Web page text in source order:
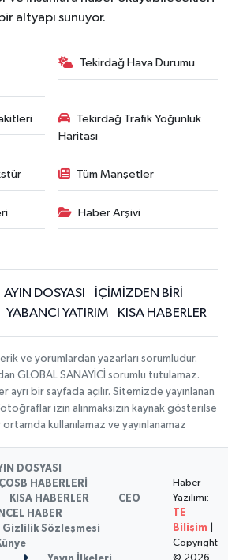
bir altyapı sunuyor.
Tekirdağ Hava Durumu
Tekirdağ Trafik Yoğunluk
Haritası
Tüm Manşetler
Haber Arşivi
AYIN DOSYASI
İÇİMİZDEN BİRİ
YABANCI YATIRIM KISA HABERLER
ve yorumlardan yazarları sorumludur.
GLOBAL SANAYİCİ sorumlu tutulamaz.
bir sayfada açılır. Sitemizde yayınlanan
izin alınmaksızın kaynak gösterilse
kullanılamaz ve yayınlanamaz
DOSYASI
ÇOSB HABERLERİ
KISA HABERLER
CEO
HABER
Gizlilik Sözleşmesi
Haber
Yazılımı:
TE
Bilişim
Copyright